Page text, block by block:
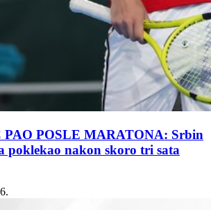
POSLE MARATONA: Srbin
poklekao nakon skoro tri sata